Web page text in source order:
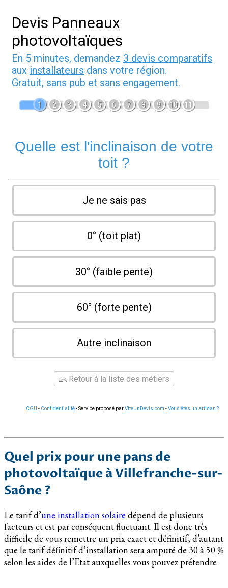
Devis Panneaux
photovoltaïques
En 5 minutes, demandez 3 devis comparatifs
aux installateurs dans votre région.
Gratuit, sans pub et sans engagement.
1 2 3 4 5 6 7 8 9 10 11
Quelle est l'inclinaison de votre
toit ?
Je ne sais pas
0° (toit plat)
30° (faible pente)
60° (forte pente)
Autre inclinaison
Retour à la liste des métiers
CGU - Confidentialité- Service proposé parViteUnDevis.com -Vous êtes un artisan ?
Quel prix pour une pans de
photovoltaïque à Villefranche-sur-
Saône ?
Le tarif d’une installation solaire dépend de plusieurs
facteurs et est par conséquent fluctuant. Il est donc très
difficile de vous remettre un prix exact et définitif, d’autant
que le tarif définitif d’installation sera amputé de 30 à 50 %
selon les aides de l’Etat auxquelles vous pouvez prétendre